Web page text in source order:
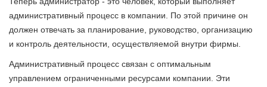
административный процесс в компании. По этой причине он
должен отвечать за планирование, руководство, организацию
и контроль деятельности, осуществляемой внутри фирмы.
Административный процесс связан с оптимальным
управлением ограниченными ресурсами компании. Эти